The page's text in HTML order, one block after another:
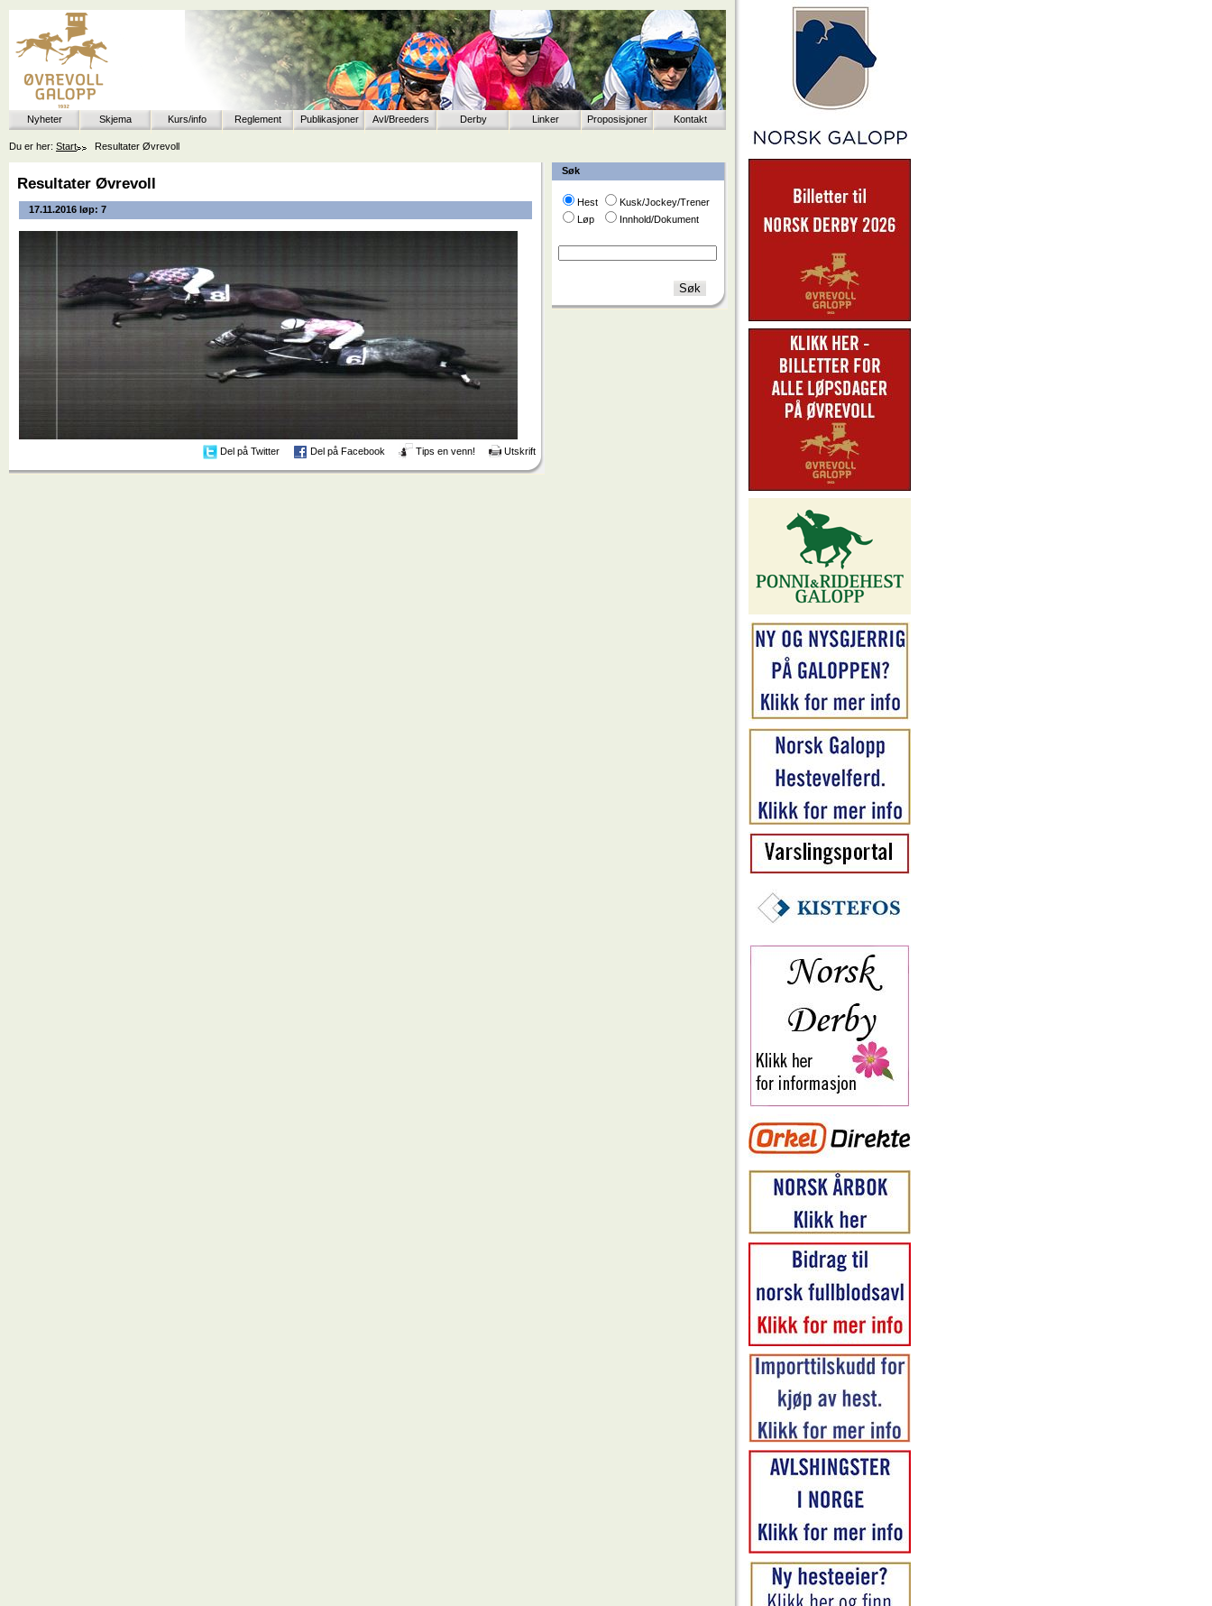
Nyheter Skjema Kurs/info Reglement Publikasjoner Avl/Breeders Derby Linker Proposisjoner Kontakt
Du er her: Start Resultater Øvrevoll
Søk
Hest
Kusk/Jockey/Trener
Løp
Innhold/Dokument
Resultater Øvrevoll
17.11.2016 løp: 7
Del på Twitter Del på Facebook Tips en venn! Utskrift